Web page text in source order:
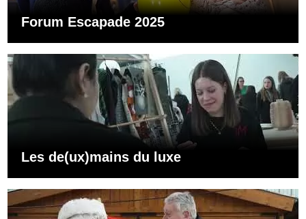
Forum Escapade 2025
Les de(ux)mains du luxe